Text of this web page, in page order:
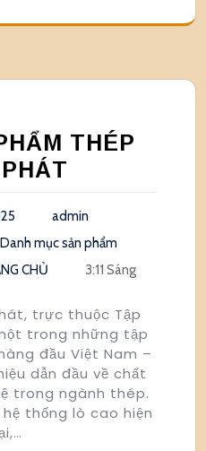
THÉP
admin
Danh mục sản phẩm
CHỦ 3:11 Sáng
trực thuộc Tập
trong những tập
đầu Việt Nam –
dẫn đầu về chất
trong ngành thép.
thống lò cao hiện